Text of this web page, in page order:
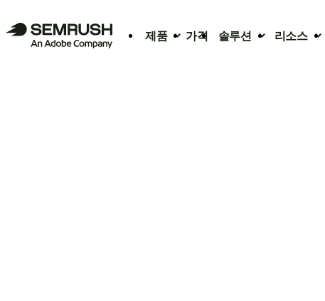
제품 가격 솔루션 리소스